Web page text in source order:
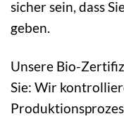
sicher sein, dass
geben.
Unsere Bio-
Sie: Wir